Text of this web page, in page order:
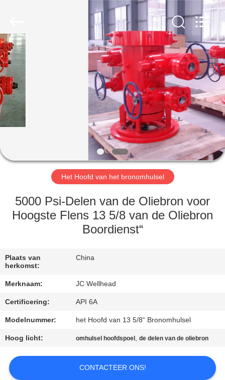
HUIS
PRODUCTEN
ONGEVEER
FABRIEKSREIS
KWALITEITSCONTROLE
CONTACTEER
GEVALLEN
SITEMAP
PRIVACY
Rights
Reserved.
Het Hoofd van het bronomhulsel
5000 Psi-Delen van de Oliebron voor
Hoogste Flens 13 5/8 van de Oliebron
Boordienst“
Plaats van
herkomst:
China
Merknaam: JC Wellhead
Certificering: API 6A
Modelnummer: het Hoofd van 13 5/8“ Bronomhulsel
Hoog licht: omhulsel hoofdspoel ,de delen van de oliebron
CONTACTEER ONS!